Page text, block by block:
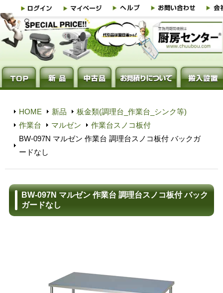
HOME 新品
板金類(調理台_作業台_シンク等)
作業台
マルゼン
作業台スノコ板付
BW-097N マルゼン 作業台 調理台スノコ板付 バックガ
ードなし
BW-097N マルゼン 作業台 調理台スノコ板付 バック
ガードなし